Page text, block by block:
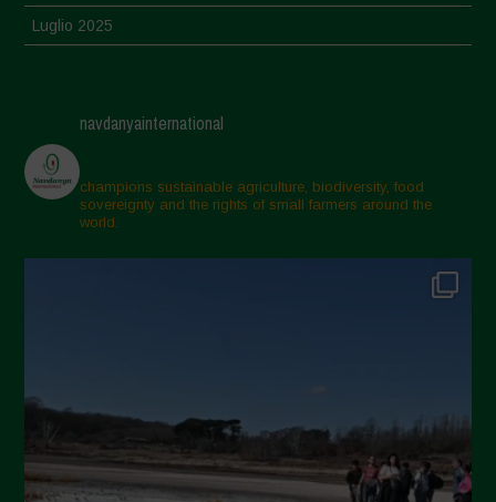
Luglio 2025
Aprile 2025
Marzo 2025
Febbraio 2025
Gennaio 2025
Settembre 2024
Luglio 2024
Maggio 2024
navdanyainternational
champions sustainable agriculture, biodiversity, food
sovereignty and the rights of small farmers around the
world.